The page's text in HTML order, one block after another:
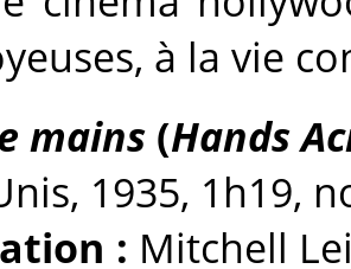
à la vie
mains (Hands
1935, 1h19,
: Mitchell